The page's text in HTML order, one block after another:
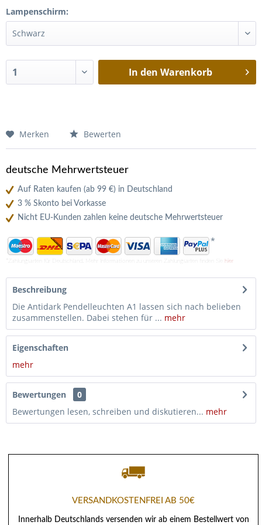
Lampenschirm:
In den Warenkorb
Merken Bewerten
deutsche Mehrwertsteuer
Auf Raten kaufen (ab 99 €) in Deutschland
3 % Skonto bei Vorkasse
Nicht EU-Kunden zahlen keine deutsche Mehrwertsteuer
*
*Zahlungsarten für Deutschland. Mehr Informationen zu unseren Zahlungsarten finden Sie hier
Beschreibung
Die Antidark Pendelleuchten A1 lassen sich nach belieben
zusammenstellen. Dabei stehen für ... mehr
Eigenschaften
mehr
Bewertungen
0
Bewertungen lesen, schreiben und diskutieren... mehr
VERSANDKOSTENFREI AB 50€
Innerhalb Deutschlands versenden wir ab einem Bestellwert von